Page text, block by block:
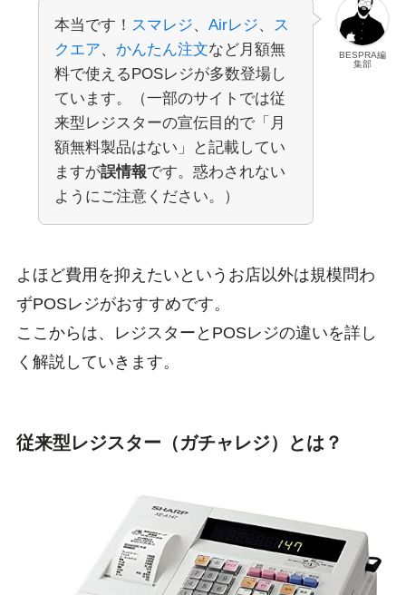
BESPRA編
集部
本当です！ スマレジ、 Airレジ、
ス
クエア、 かんたん注文など月額無
料で使えるPOSレジが多数登場し
ています。（一部のサイトでは従
来型レジスターの宣伝目的で「月
額無料製品はない」と記載してい
ますが誤情報です。惑わされない
ようにご注意ください。）
よほど費用を抑えたいというお店以外は規模問わ
ずPOSレジがおすすめです。
ここからは、レジスターとPOSレジの違いを詳し
く解説していきます。
従来型レジスター（ガチャレジ）とは？